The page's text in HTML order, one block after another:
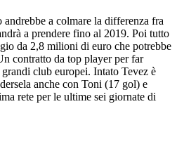
andrebbe a colmare la differenza fra
a prendere fino al 2019. Poi tutto
da 2,8 milioni di euro che potrebbe
contratto da top player per far
club europei. Intato Tevez è
anche con Toni (17 gol) e
rete per le ultime sei giornate di